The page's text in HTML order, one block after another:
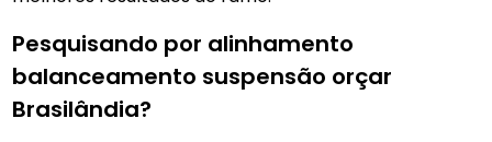
Pesquisando por alinhamento
balanceamento suspensão orçar
Brasilândia?